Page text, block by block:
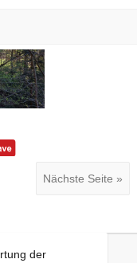
Nächste Seite »
der